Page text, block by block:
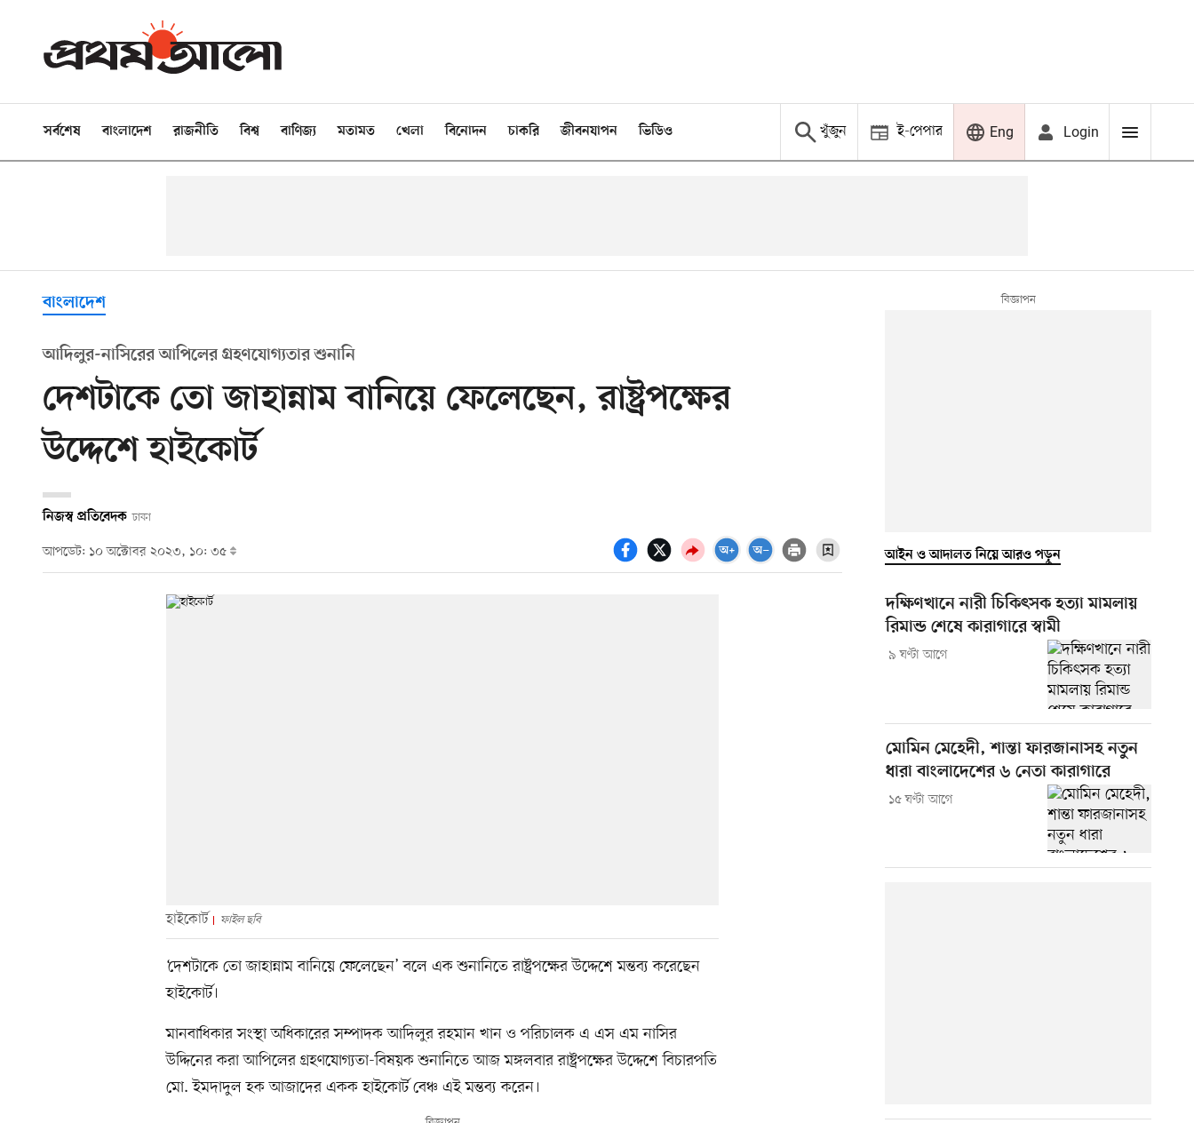
সর্বশেষ বাংলাদেশ রাজনীতি বিশ্ব বাণিজ্য মতামত খেলা বিনোদন চাকরি জীবনযাপন ভিডিও খুঁজুন ই-পেপার Eng Login
বাংলাদেশ
আদিলুর-নাসিরের আপিলের গ্রহণযোগ্যতার শুনানি
দেশটাকে তো জাহান্নাম বানিয়ে ফেলেছেন, রাষ্ট্রপক্ষের
উদ্দেশে হাইকোর্ট
নিজস্ব প্রতিবেদক ঢাকা
আপডেট: ১০ অক্টোবর ২০২৩, ১০: ৩৫
হাইকোর্ট ফাইল ছবি
‘দেশটাকে তো জাহান্নাম বানিয়ে ফেলেছেন’ বলে এক শুনানিতে রাষ্ট্রপক্ষের উদ্দেশে মন্তব্য করেছেন
হাইকোর্ট।
মানবাধিকার সংস্থা অধিকারের সম্পাদক আদিলুর রহমান খান ও পরিচালক এ এস এম নাসির
উদ্দিনের করা আপিলের গ্রহণযোগ্যতা-বিষয়ক শুনানিতে আজ মঙ্গলবার রাষ্ট্রপক্ষের উদ্দেশে বিচারপতি
মো. ইমদাদুল হক আজাদের একক হাইকোর্ট বেঞ্চ এই মন্তব্য করেন।
আইন ও আদালত নিয়ে আরও পড়ুন
দক্ষিণখানে নারী চিকিৎসক হত্যা মামলায়
রিমান্ড শেষে কারাগারে স্বামী
৯ ঘণ্টা আগে
মোমিন মেহেদী, শান্তা ফারজানাসহ নতুন
ধারা বাংলাদেশের ৬ নেতা কারাগারে
১৫ ঘণ্টা আগে